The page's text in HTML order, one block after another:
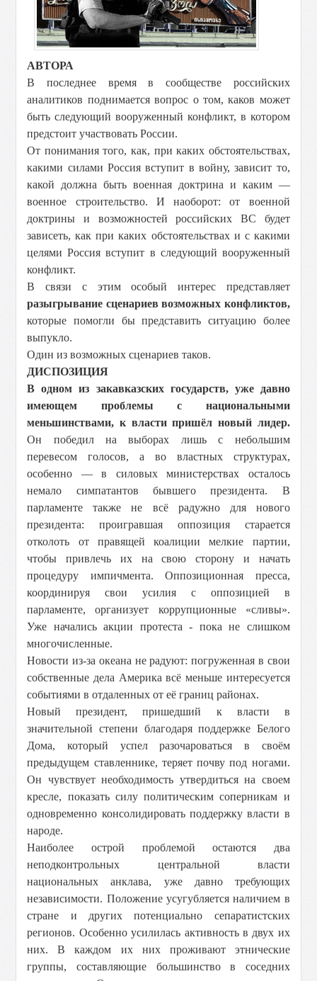
АВТОРА
В последнее время в сообществе российских
аналитиков поднимается вопрос о том, каков может
быть следующий вооруженный конфликт, в котором
предстоит участвовать России.
От понимания того, как, при каких обстоятельствах,
какими силами Россия вступит в войну, зависит то,
какой должна быть военная доктрина и каким —
военное строительство. И наоборот: от военной
доктрины и возможностей российских ВС будет
зависеть, как при каких обстоятельствах и с какими
целями Россия вступит в следующий вооруженный
конфликт.
В связи с этим особый интерес представляет
разыгрывание сценариев возможных конфликтов,
которые помогли бы представить ситуацию более
выпукло.
Один из возможных сценариев таков.
ДИСПОЗИЦИЯ
В одном из закавказских государств, уже давно
имеющем проблемы с национальными
меньшинствами, к власти пришёл новый лидер.
Он победил на выборах лишь с небольшим
перевесом голосов, а во властных структурах,
особенно — в силовых министерствах осталось
немало симпатантов бывшего президента. В
парламенте также не всё радужно для нового
президента: проигравшая оппозиция старается
отколоть от правящей коалиции мелкие партии,
чтобы привлечь их на свою сторону и начать
процедуру импичмента. Оппозиционная пресса,
координируя свои усилия с оппозицией в
парламенте, организует коррупционные «сливы».
Уже начались акции протеста - пока не слишком
многочисленные.
Новости из-за океана не радуют: погруженная в свои
собственные дела Америка всё меньше интересуется
событиями в отдаленных от её границ районах.
Новый президент, пришедший к власти в
значительной степени благодаря поддержке Белого
Дома, который успел разочароваться в своём
предыдущем ставленнике, теряет почву под ногами.
Он чувствует необходимость утвердиться на своем
кресле, показать силу политическим соперникам и
одновременно консолидировать поддержку власти в
народе.
Наиболее острой проблемой остаются два
неподконтрольных центральной власти
национальных анклава, уже давно требующих
независимости. Положение усугубляется наличием в
стране и других потенциально сепаратистских
регионов. Особенно усилилась активность в двух их
них. В каждом их них проживают этнические
группы, составляющие большинство в соседних